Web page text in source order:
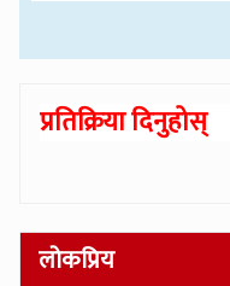
प्रतिक्रिया दिनुहोस्
लोकप्रिय